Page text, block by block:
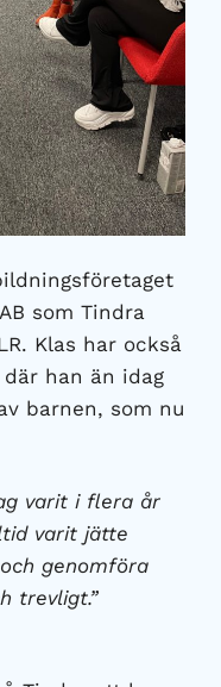
som Tindra
Klas har också
han än idag
barnen, som nu
varit i flera år
varit jätte
genomföra
trevligt.”